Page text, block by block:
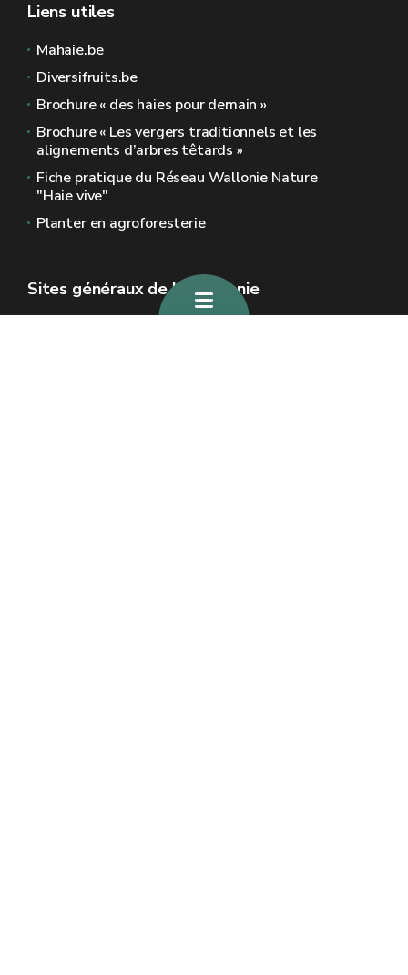
Liens utiles
Mahaie.be
Diversifruits.be
Brochure « des haies pour demain »
Brochure « Les vergers traditionnels et les
alignements d’arbres têtards »
Fiche pratique du Réseau Wallonie Nature
"Haie vive"
Planter en agroforesterie
Sites généraux de la Wallonie